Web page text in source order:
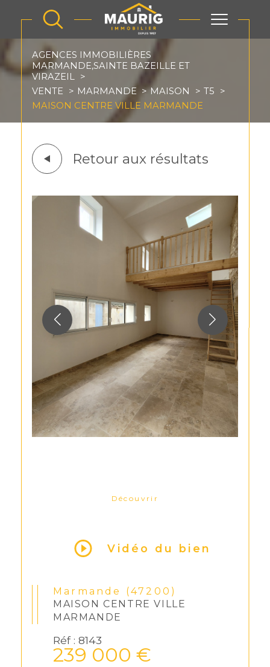
AGENCES IMMOBILIÈRES
MARMANDE,SAINTE BAZEILLE ET
VIRAZEIL
VENTE
MARMANDE MAISON
T5
MAISON CENTRE VILLE MARMANDE
Retour aux résultats
Découvrir
Vidéo du bien
Marmande (47200)
MAISON CENTRE VILLE
MARMANDE
Réf : 8143
239 000 €